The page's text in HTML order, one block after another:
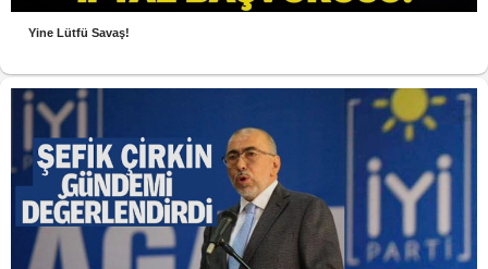
Yine Lütfü Savaş!